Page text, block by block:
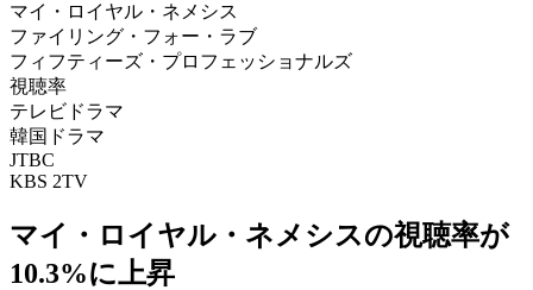
マイ・ロイヤル・ネメシス
ファイリング・フォー・ラブ
フィフティーズ・プロフェッショナルズ
視聴率
テレビドラマ
韓国ドラマ
JTBC
KBS 2TV
マイ・ロイヤル・ネメシスの視聴率が
10.3%に上昇